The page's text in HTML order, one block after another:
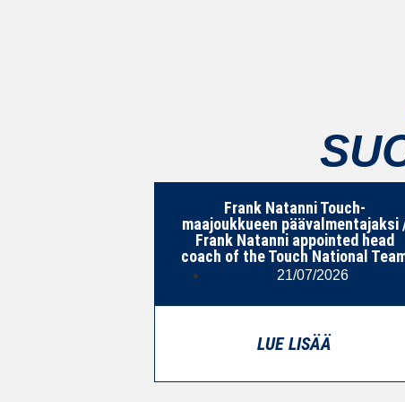
Frank Natanni Touch-
maajoukkueen päävalmentajaksi
Frank Natanni appointed head
coach of the Touch National
21/07/2026
LUE LISÄÄ